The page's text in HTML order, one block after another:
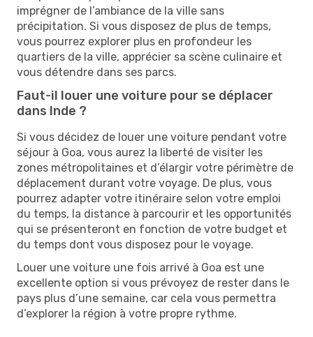
imprégner de l’ambiance de la ville sans
précipitation. Si vous disposez de plus de temps,
vous pourrez explorer plus en profondeur les
quartiers de la ville, apprécier sa scène culinaire et
vous détendre dans ses parcs.
Faut-il louer une voiture pour se déplacer
dans Inde ?
Si vous décidez de louer une voiture pendant votre
séjour à Goa, vous aurez la liberté de visiter les
zones métropolitaines et d’élargir votre périmètre de
déplacement durant votre voyage. De plus, vous
pourrez adapter votre itinéraire selon votre emploi
du temps, la distance à parcourir et les opportunités
qui se présenteront en fonction de votre budget et
du temps dont vous disposez pour le voyage.
Louer une voiture une fois arrivé à Goa est une
excellente option si vous prévoyez de rester dans le
pays plus d’une semaine, car cela vous permettra
d’explorer la région à votre propre rythme.